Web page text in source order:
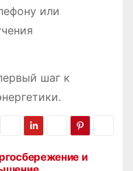
или
шаг к
и